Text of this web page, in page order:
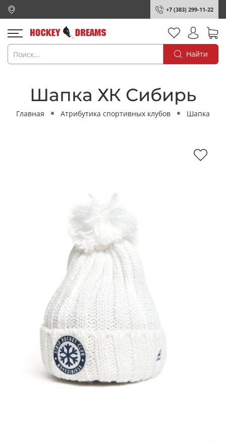
+7 (383) 299-11-22
Найти
Шапка ХК Сибирь
Главная Атрибутика спортивных клубов Шапка